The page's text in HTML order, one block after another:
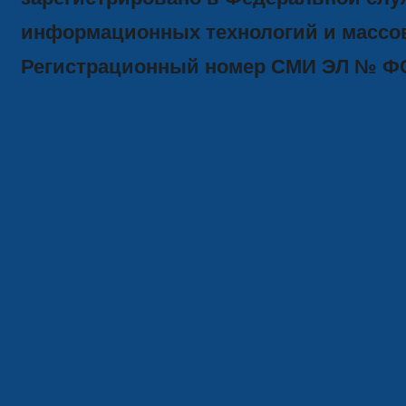
информационных технологий и
Регистрационный номер СМИ ЭЛ №